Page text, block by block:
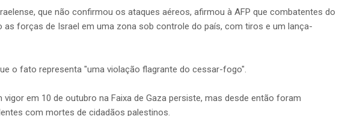
que não confirmou os ataques aéreos, afirmou à AFP que combatentes do
as forças de Israel em uma zona sob controle do país, com tiros e um lança-
o fato representa "uma violação flagrante do cessar-fogo".
vigor em 10 de outubro na Faixa de Gaza persiste, mas desde então foram
com mortes de cidadãos palestinos.